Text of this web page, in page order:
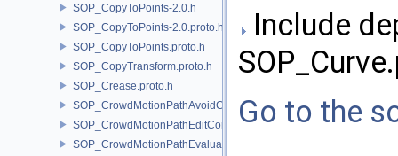
SOP_CopyToPoints-2.0.h
SOP_CopyToPoints-2.0.proto.h
SOP_CopyToPoints.proto.h
SOP_CopyTransform.proto.h
SOP_Crease.proto.h
SOP_CrowdMotionPathAvoidCore.proto.h
SOP_CrowdMotionPathEditCore.proto.h
SOP_CrowdMotionPathEvaluateCore.proto.h
Include
Go to the